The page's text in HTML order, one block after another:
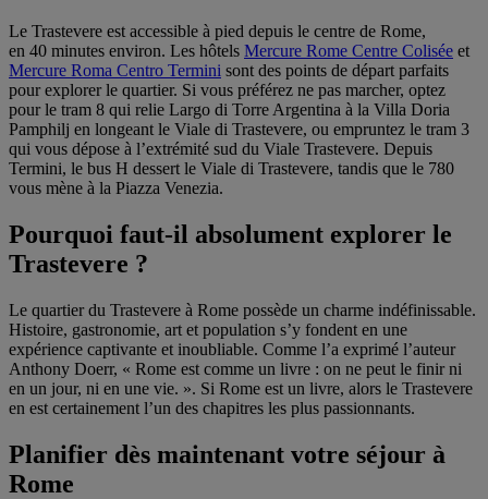
Le Trastevere est accessible à pied depuis le centre de Rome,
en 40 minutes environ. Les hôtels Mercure Rome Centre Colisée et
Mercure Roma Centro Termini sont des points de départ parfaits
pour explorer le quartier. Si vous préférez ne pas marcher, optez
pour le tram 8 qui relie Largo di Torre Argentina à la Villa Doria
Pamphilj en longeant le Viale di Trastevere, ou empruntez le tram 3
qui vous dépose à l’extrémité sud du Viale Trastevere. Depuis
Termini, le bus H dessert le Viale di Trastevere, tandis que le 780
vous mène à la Piazza Venezia.
Pourquoi faut-il absolument explorer le
Trastevere ?
Le quartier du Trastevere à Rome possède un charme indéfinissable.
Histoire, gastronomie, art et population s’y fondent en une
expérience captivante et inoubliable. Comme l’a exprimé l’auteur
Anthony Doerr, « Rome est comme un livre : on ne peut le finir ni
en un jour, ni en une vie. ». Si Rome est un livre, alors le Trastevere
en est certainement l’un des chapitres les plus passionnants.
Planifier dès maintenant votre séjour à
Rome